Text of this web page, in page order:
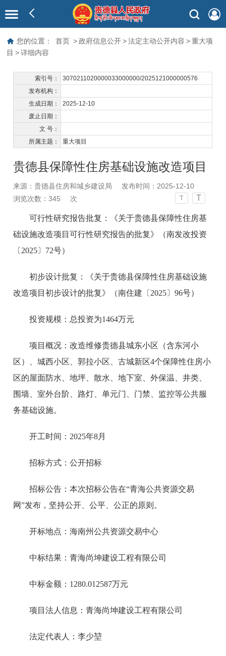
您的位置： 首页 > 政府信息公开 > 法定主动公开内容 > 重大项
目 > 详细内容
索引号：
3070211020000033000000/2025121000000576
发布机构：
生成日期：
2025-12-10
废止日期：
文 号：
所属主题：
重大项目
贵德县保障性住房基础设施改造项目
来源：贵德县住房和城乡建设局
发布时间：2025-12-10
浏览次数：345 次 T T
可行性研究报告批复：《关于贵德县保障性住房基
础设施改造项目可行性研究报告的批复》（南发改投资
〔2025〕72号）
初步设计批复：
《关于贵德县保障性住房基础设施
改造项目初步设计的批复》（南住建〔2025〕96号）
投资规模：总投资为1464万元
项目概况：改造维修贵德县城东小区（含东河小
区）、城西小区、郭拉小区、古城新区4个保障性住房小
区的屋面防水、地坪、散水、地下室、外保温、井类、
围墙、室外台阶、路灯、单元门、门禁、监控等公共服
务基础设施。
开工时间：2025年8月
招标方式：公开招标
招标公告：本次招标公告在“青海公共资源交易
网”发布，坚持公开、公平、公正的原则。
开标地点：海南州公共资源交易中心
中标结果：青海尚坤建设工程有限公司
中标金额：1280.012587万元
项目法人信息：青海尚坤建设工程有限公司
法定代表人：李少堃